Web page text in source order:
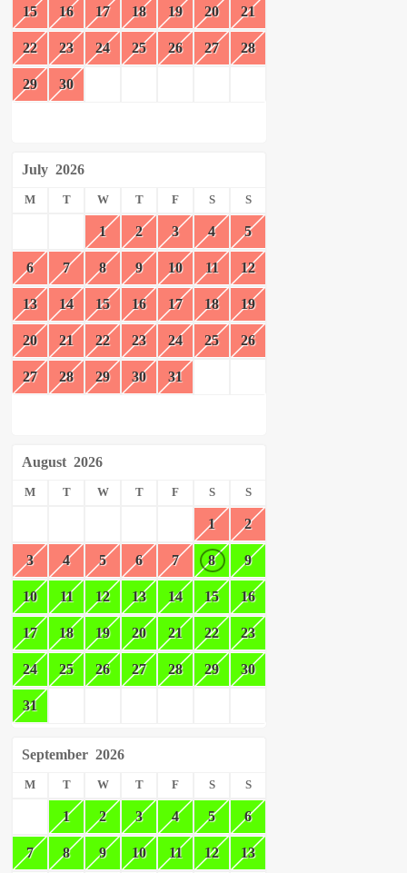
15 16 17 18 19 20 21
22 23 24 25 26 27 28
29 30
July 2026
M T W T F S S
1 2 3 4 5
6 7 8 9 10 11 12
13 14 15 16 17 18 19
20 21 22 23 24 25 26
27 28 29 30 31
August 2026
M T W T F S S
1 2
3 4 5 6 7 8 9
10 11 12 13 14 15 16
17 18 19 20 21 22 23
24 25 26 27 28 29 30
31
September 2026
M T W T F S S
1 2 3 4 5 6
7 8 9 10 11 12 13